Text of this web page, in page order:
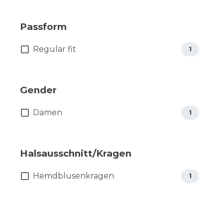
Passform
Regular fit 1
Gender
Damen 1
Halsausschnitt/Kragen
Hemdblusenkragen 1